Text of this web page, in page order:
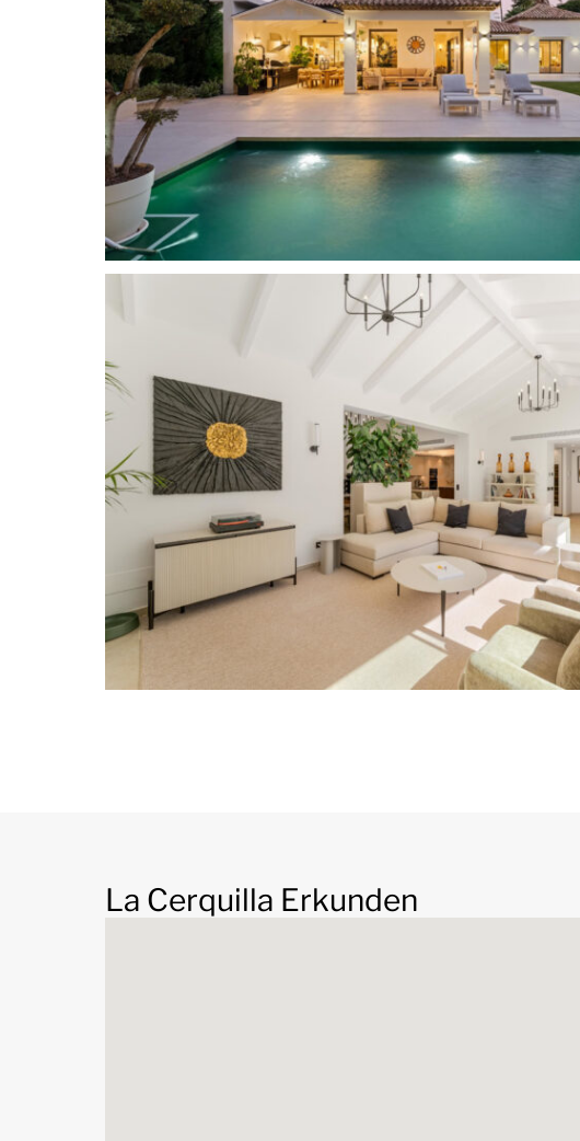
Auch der Außenbereich der Villa beeindruckt.
umgeben einen privaten Swimmingpool, der bereits für
vorbereitet ist und somit ganzjährigen Badespaß
bieten eine separate Außenküche, einen Essbereich und
ideal für entspanntes Leben im Freien. Die Villa bietet
und großzügige Raumgestaltung und fügt sich
natürliche Umgebung ein. So entsteht eine wahre Oase in
exklusivsten Wohngegenden Nueva Andalucías.
Die Villa ist mit allen modernen Annehmlichkeiten
Fußbodenheizung, Klimaanlage (warm/kalt) in allen Räumen,
Sicherheitskameras und Alarmanlage. Jedes Detail, von
zur Gartengestaltung, wurde sorgfältig ausgewählt, um den
Ansprüchen des Anwesens gerecht zu werden. Die
genießen eine privilegierte Lage in der Nähe von
internationalen Schulen wie dem Aloha College und der
Marbella sowie von exklusiven Restaurants wie dem Mosh
Magna Café und dem La Sala. Das Sportangebot der
unübertroffen: Der Real Club de Pádel Marbella und der
Tennis Club bieten erstklassige Einrichtungen. Dank der
Anbindung an die Autobahn AP-7 sind die umliegenden
schnell und bequem zu erreichen.
Die Villa bietet alle modernen Annehmlichkeiten, darunter
Klimaanlage in allen Räumen, Sicherheitskameras und
vereint erstklassige Lage, exquisites Design und die
Handwerkskunst der MFG Group und ist damit mehr als nur
ist Ausdruck eines besonderen Lebensstils. Für
La Cerquilla Erkunden